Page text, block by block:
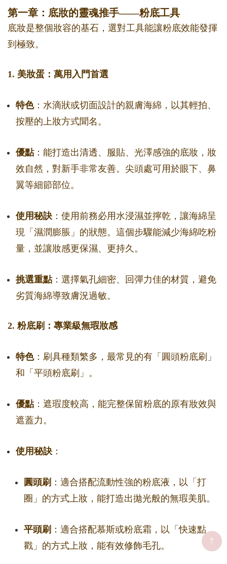
第一章：底妝的靈魂推手——粉底工具
底妝是整個妝容的基石，選對工具能讓粉底效能發揮
到極致。
1. 美妝蛋：萬用入門首選
特色：水滴狀或切面設計的親膚海綿，以其輕拍、
按壓的上妝方式聞名。
優點：能打造出清透、服貼、光澤感強的底妝，妝
效自然，對新手非常友善。尖頭處可用於眼下、鼻
翼等細節部位。
使用秘訣 ：使用前務必用水浸濕並擰乾，讓海綿呈
現「濕潤膨脹」的狀態。這個步驟能減少海綿吃粉
量，並讓妝感更保濕、更持久。
挑選重點：選擇氣孔細密、回彈力佳的材質，避免
劣質海綿導致膚況過敏。
2. 粉底刷：專業級無瑕妝感
特色：刷具種類繁多，最常見的有「圓頭粉底刷」
和「平頭粉底刷」。
優點：遮瑕度較高，能完整保留粉底的原有妝效與
遮蓋力。
使用秘訣 ：
圓頭刷 ：適合搭配流動性強的粉底液，以「打
圈」的方式上妝，能打造出拋光般的無瑕美肌。
平頭刷 ：適合搭配慕斯或粉底霜，以「快速點
戳」的方式上妝，能有效修飾毛孔。